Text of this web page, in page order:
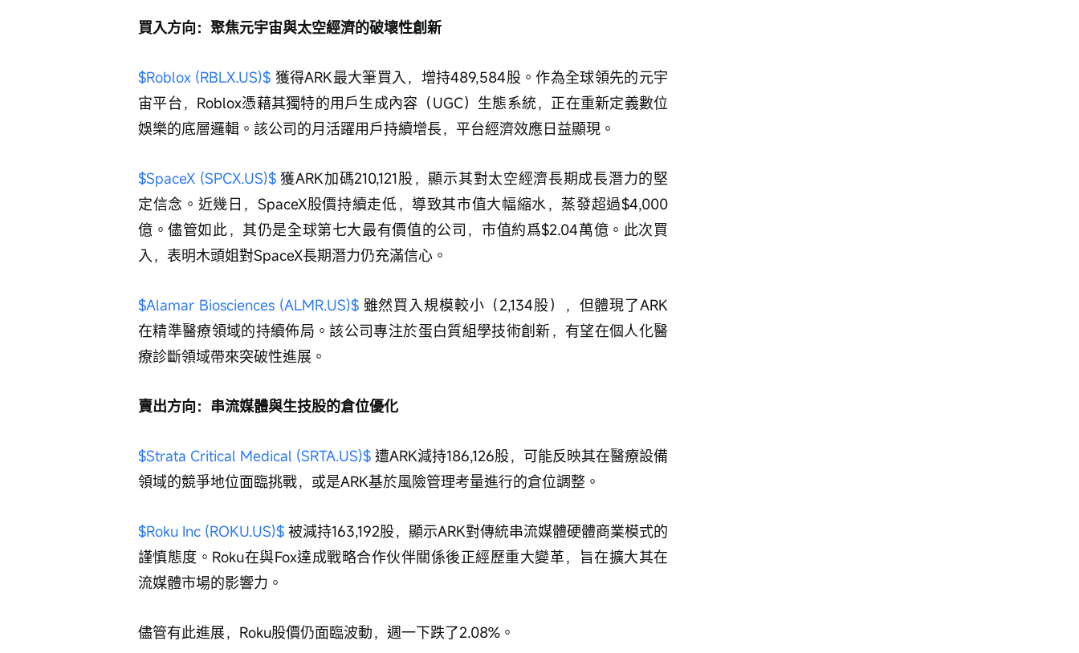
買入方向：聚焦元宇宙與太空經濟的破壞性創新
$Roblox (RBLX.US)$ 獲得ARK最大筆買入，增持489,584股。作為全球領先的元宇
宙平台，Roblox憑藉其獨特的用戶生成內容（UGC）生態系統，正在重新定義數位
娛樂的底層邏輯。該公司的月活躍用戶持續增長，平台經濟效應日益顯現。
$SpaceX (SPCX.US)$ 獲ARK加碼210,121股，顯示其對太空經濟長期成長潛力的堅
定信念。近幾日，SpaceX股價持續走低，導致其市值大幅縮水，蒸發超過$4,000
億。儘管如此，其仍是全球第七大最有價值的公司，市值約爲$2.04萬億。此次買
入，表明木頭姐對SpaceX長期潛力仍充滿信心。
$Alamar Biosciences (ALMR.US)$ 雖然買入規模較小（2,134股），但體現了ARK
在精準醫療領域的持續佈局。該公司專注於蛋白質組學技術創新，有望在個人化醫
療診斷領域帶來突破性進展。
賣出方向：串流媒體與生技股的倉位優化
$Strata Critical Medical (SRTA.US)$ 遭ARK減持186,126股，可能反映其在醫療設備
領域的競爭地位面臨挑戰，或是ARK基於風險管理考量進行的倉位調整。
$Roku Inc (ROKU.US)$ 被減持163,192股，顯示ARK對傳統串流媒體硬體商業模式的
謹慎態度。Roku在與Fox達成戰略合作伙伴關係後正經歷重大變革，旨在擴大其在
流媒體市場的影響力。
儘管有此進展，Roku股價仍面臨波動，週一下跌了2.08%。